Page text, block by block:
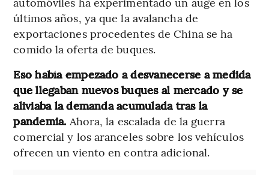
últimos años, ya que la avalancha de
exportaciones procedentes de China se ha
comido la oferta de buques.
Eso había empezado a desvanecerse a medida
que llegaban nuevos buques al mercado y se
aliviaba la demanda acumulada tras la
pandemia. Ahora, la escalada de la guerra
comercial y los aranceles sobre los vehículos
ofrecen un viento en contra adicional.